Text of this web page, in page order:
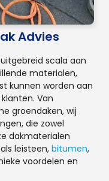
Advies
scala aan
materialen,
kunnen worden aan
Van
groendaken, wij
die zowel
dakmaterialen
leisteen, bitumen,
voordelen en